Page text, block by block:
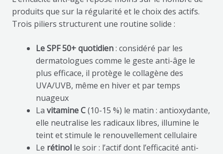
produits que sur la régularité et le choix des actifs.
Trois piliers structurent une routine solide :
Le SPF 50+ quotidien: considéré par les
dermatologues comme le geste anti-âge le
plus efficace, il protège le collagène des
UVA/UVB, même en hiver et par temps
nuageux
La vitamine C(10-15 %) le matin : antioxydante,
elle neutralise les radicaux libres, illumine le
teint et stimule le renouvellement cellulaire
Le rétinolle soir : l’actif dont l’efficacité anti-